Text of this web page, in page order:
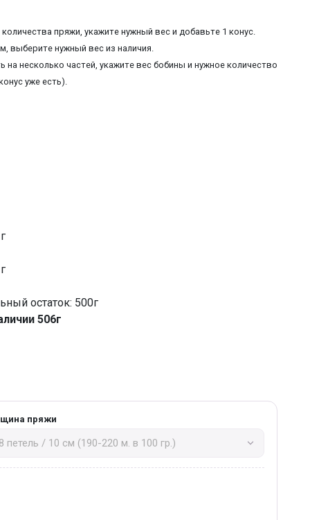
пряжи, укажите нужный вес и добавьте 1 конус.
выберите нужный вес из наличия.
на несколько частей, укажите вес бобины и нужное количество
уже есть).
остаток: 500г
506г
пряжи